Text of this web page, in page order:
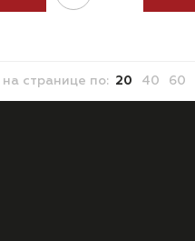
на странице по: 20 40 60